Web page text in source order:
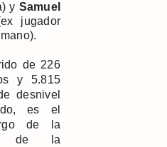
y Samuel
jugador
de 226
y 5.815
desnivel
es el
de la
de la